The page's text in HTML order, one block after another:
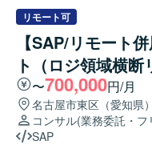
365 Business Central（
BI、Power Platform
流工程をリードできる方を求めております。 【ポジシ
SAP導入プロジェクトに
ことがで
リモート可
【SAP/リモート
ト（ロジ領域横断
〜700,000円/月
名古屋市東区（愛知県）
コンサル(業務委託・フ
SAP